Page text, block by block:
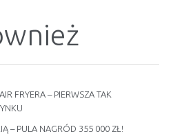
FRYERA – PIERWSZA TAK
– PULA NAGRÓD 355 000 ZŁ!